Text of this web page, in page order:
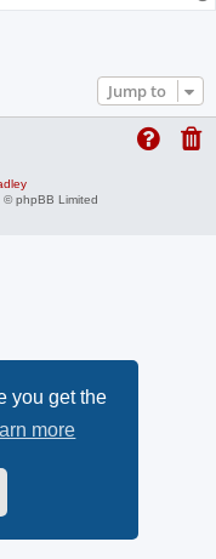
you get the
more
Jump to
© phpBB Limited